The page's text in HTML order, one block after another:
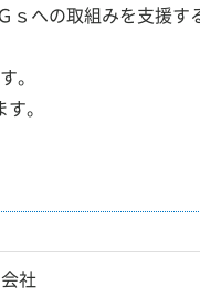
への取組みを支援す
。
。
社